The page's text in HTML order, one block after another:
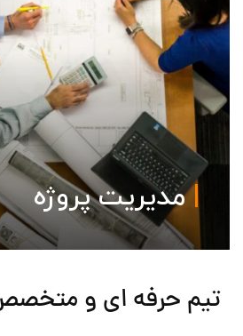
مدیریت پروژه
تیم حرفه ای و